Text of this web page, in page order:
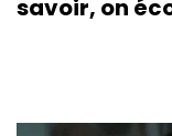
savoir, on